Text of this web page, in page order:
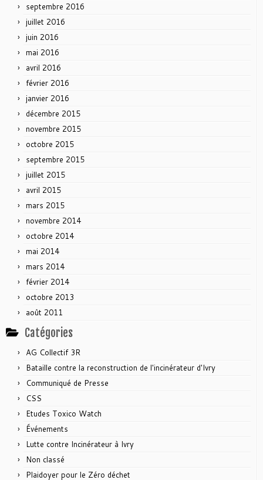
septembre 2016
juillet 2016
juin 2016
mai 2016
avril 2016
février 2016
janvier 2016
décembre 2015
novembre 2015
octobre 2015
septembre 2015
juillet 2015
avril 2015
mars 2015
novembre 2014
octobre 2014
mai 2014
mars 2014
février 2014
octobre 2013
août 2011
Catégories
AG Collectif 3R
Bataille contre la reconstruction de l'incinérateur d'Ivry
Communiqué de Presse
CSS
Etudes Toxico Watch
Événements
Lutte contre Incinérateur à Ivry
Non classé
Plaidoyer pour le Zéro déchet